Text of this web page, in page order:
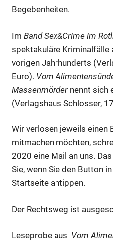
Begebenheiten.
Im Band Sex&Crime im
spektakuläre Kriminalfälle
vorigen Jahrhunderts
Euro). Vom
Massenmörder nennt sich
(Verlagshaus Schlosser,
Wir verlosen jeweils einen
mitmachen möchten,
2020 eine Mail an uns.
Sie, wenn Sie den Button
Startseite antippen.
Der Rechtsweg ist
Leseprobe aus Vom